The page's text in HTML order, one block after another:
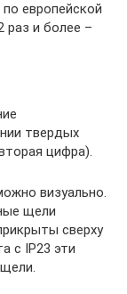
европейской
и более –
твердых
цифра).
визуально.
щели
сверху
с IP23 эти